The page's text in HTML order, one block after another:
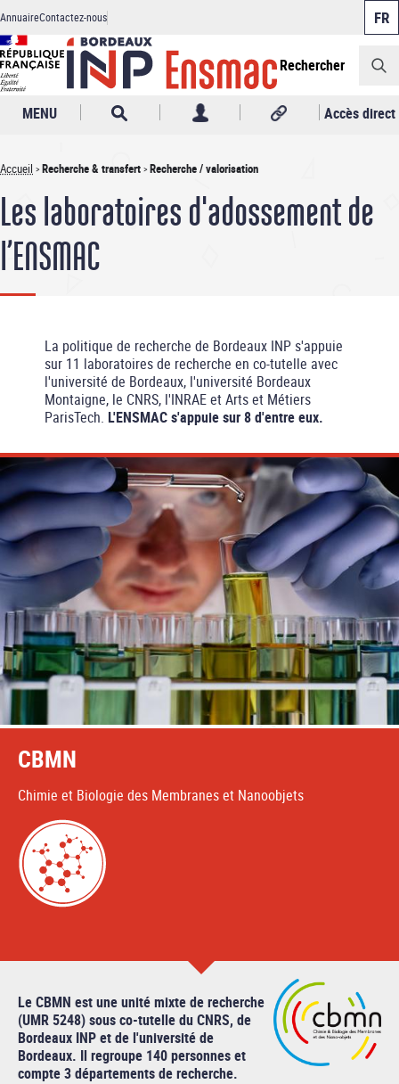
Aller
au
contenu
principal
Header
AnnuaireContactez-nous
Rechercher
MENU Accès direct
Fil
d'Ariane
Accueil Recherche & transfert Recherche / valorisation
Les laboratoires d'adossement de
l’ENSMAC
La politique de recherche de Bordeaux INP s'appuie
sur 11 laboratoires de recherche en co-tutelle avec
l'université de Bordeaux, l'université Bordeaux
Montaigne, le CNRS, l'INRAE et Arts et Métiers
ParisTech. L'ENSMAC s'appuie sur 8 d'entre eux.
CBMN
Chimie et Biologie des Membranes et Nanoobjets
Le CBMN est une unité mixte de recherche
(UMR 5248) sous co-tutelle du CNRS, de
Bordeaux INP et de l'université de
Bordeaux. Il regroupe 140 personnes et
compte 3 départements de recherche.
Panneau de gestion des cookies